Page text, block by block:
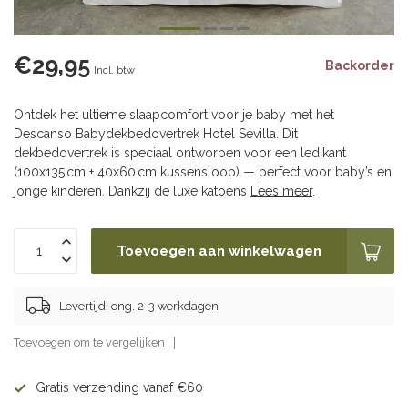
€29,95 Incl. btw Backorder
Ontdek het ultieme slaapcomfort voor je baby met het
Descanso Babydekbedovertrek Hotel Sevilla. Dit
dekbedovertrek is speciaal ontworpen voor een ledikant
(100x135 cm + 40x60 cm kussensloop) — perfect voor baby’s en
jonge kinderen. Dankzij de luxe katoens
Lees meer.
Toevoegen aan winkelwagen
Levertijd: ong. 2-3 werkdagen
Toevoegen om te vergelijken
Gratis verzending vanaf €60